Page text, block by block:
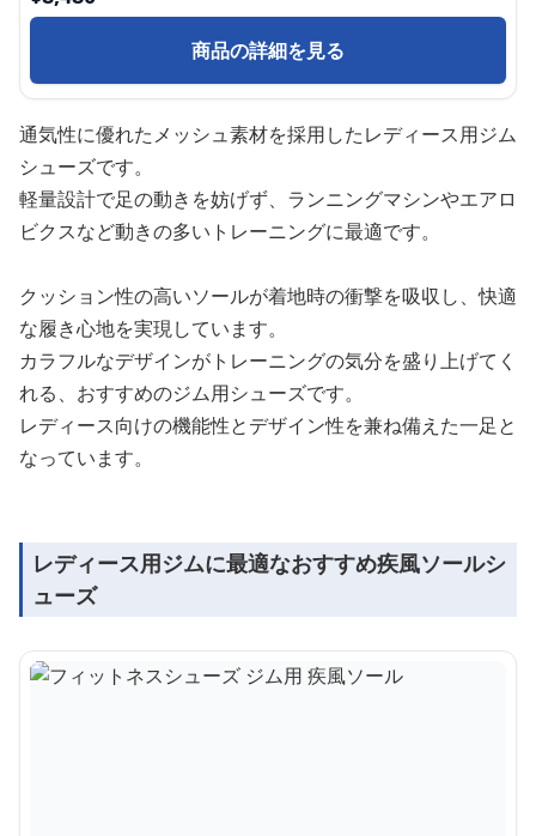
商品の詳細を見る
通気性に優れたメッシュ素材を採用したレディース用ジム
シューズです。
軽量設計で足の動きを妨げず、ランニングマシンやエアロ
ビクスなど動きの多いトレーニングに最適です。
クッション性の高いソールが着地時の衝撃を吸収し、快適
な履き心地を実現しています。
カラフルなデザインがトレーニングの気分を盛り上げてく
れる、おすすめのジム用シューズです。
レディース向けの機能性とデザイン性を兼ね備えた一足と
なっています。
レディース用ジムに最適なおすすめ疾風ソールシ
ューズ